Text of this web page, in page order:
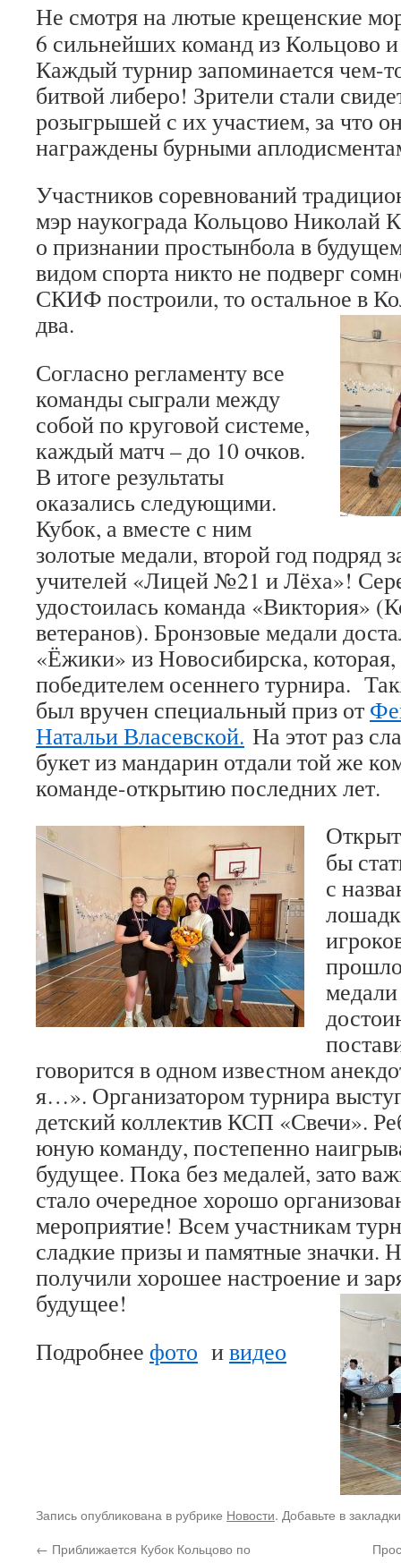
Не смотря на лютые крещенские
6 сильнейших команд из Кольцово
Каждый турнир запоминается чем-
битвой либеро! Зрители стали
розыгрышей с их участием, за что
награждены бурными
Участников соревнований
мэр наукограда Кольцово Николай
о признании простынбола в
видом спорта никто не подверг
СКИФ построили, то остальное в
два.
Согласно регламенту все
команды сыграли между
собой по круговой системе,
каждый матч – до 10 очков.
В итоге результаты
оказались следующими.
Кубок, а вместе с ним
золотые медали, второй год подряд
учителей «Лицей №21 и Лёха»!
удостоилась команда «Виктория»
ветеранов). Бронзовые медали
«Ёжики» из Новосибирска,
победителем осеннего турнира.
был вручен специальный приз от
Натальи Власевской. На этот раз
букет из мандарин отдали той же
команде-открытию последних лет.
бы
с
медали
говорится в одном известном
я…». Организатором турнира
детский коллектив КСП «Свечи».
юную команду, постепенно
будущее. Пока без медалей, зато
стало очередное хорошо
мероприятие! Всем участникам
сладкие призы и памятные значки.
получили хорошее настроение и
будущее!
Подробнее фото ивидео
Запись опубликована в рубрике Новости. Добавьте в
← Приближается Кубок Кольцово по